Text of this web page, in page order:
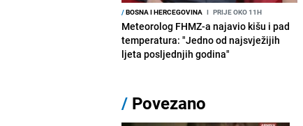
/BOSNA I HERCEGOVINA I PRIJE OKO 11H
Meteorolog FHMZ-a najavio kišu i pad
temperatura: "Jedno od najsvježijih
ljeta posljednjih godina"
/ Povezano